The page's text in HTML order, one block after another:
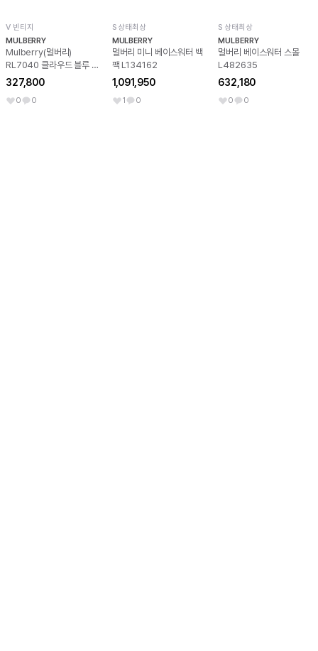
V 빈티지
MULBERRY
Mulberry(멀버리)
RL7040 클라우드 블루 스
폰지 페이던트 스몰 달리 사
첼 숄더백
327,800
0 0
S 상태최상
MULBERRY
멀버리 미니 베이스워터 백
팩 L134162
1,091,950
1 0
S 상태최상
MULBERRY
멀버리 베이스워터 스몰
L482635
632,180
0 0